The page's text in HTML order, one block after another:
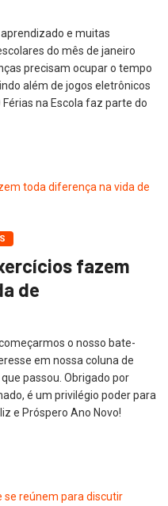
e muitas
do mês de janeiro
precisam ocupar o tempo
além de jogos eletrônicos
na Escola faz parte do
fazem
de
o nosso bate-
em nossa coluna de
passou. Obrigado por
é um privilégio poder para
e Próspero Ano Novo!